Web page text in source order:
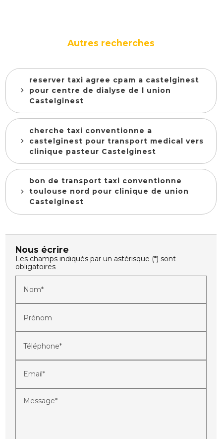
Autres recherches
reserver taxi agree cpam a castelginest
pour centre de dialyse de l union
Castelginest
cherche taxi conventionne a
castelginest pour transport medical vers
clinique pasteur Castelginest
bon de transport taxi conventionne
toulouse nord pour clinique de union
Castelginest
Nous écrire
Les champs indiqués par un astérisque (*) sont
obligatoires
Nom*
Prénom
Téléphone*
Email*
Message*